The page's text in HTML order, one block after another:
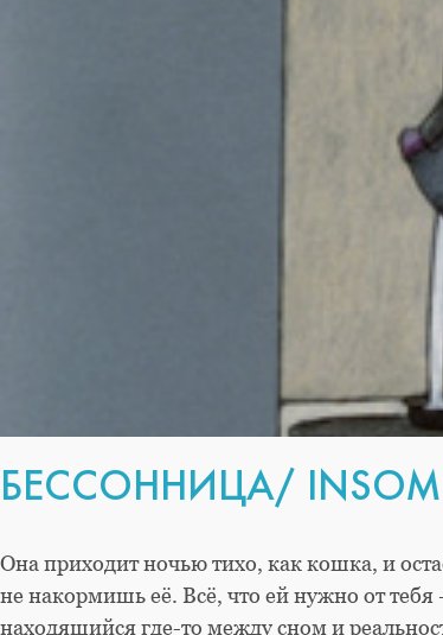
БЕССОННИЦА/
Она приходит ночью тихо, как кошка, и
не накормишь её. Всё, что ей нужно от тебя
находящийся где-то между сном и